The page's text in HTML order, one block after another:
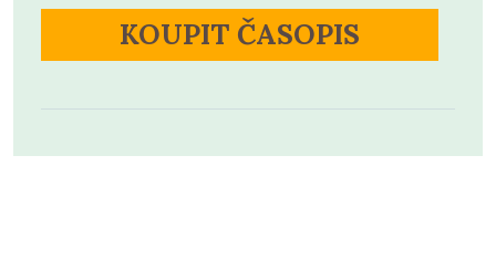
KOUPIT ČASOPIS